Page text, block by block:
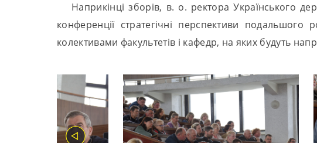
Наприкінці зборів, в. о. ректора Українського
конференції стратегічні перспективи
колективами факультетів і кафедр, на яких будуть